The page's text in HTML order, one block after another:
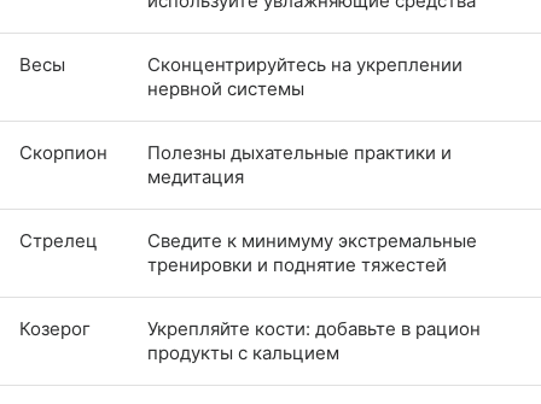
Весы
Сконцентрируйтесь на укреплении
нервной системы
Скорпион
Полезны дыхательные практики и
медитация
Стрелец
Сведите к минимуму экстремальные
тренировки и поднятие тяжестей
Козерог
Укрепляйте кости: добавьте в рацион
продукты с кальцием